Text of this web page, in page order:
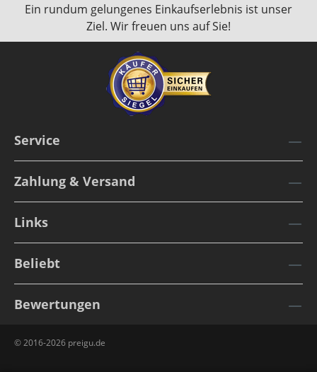
Ein rundum gelungenes Einkaufserlebnis ist unser
Ziel. Wir freuen uns auf Sie!
Service
Zahlung & Versand
Links
Beliebt
Bewertungen
© 2016-2026 preigu.de